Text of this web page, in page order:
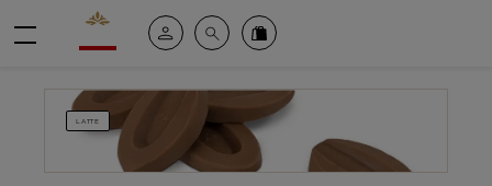
Valrhona - Imaginons le meilleur du chocolat
Il mio account
Cerca Ordinate i nostri prodotti online
LATTE